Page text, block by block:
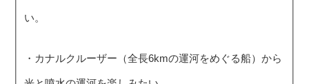
い。
・カナルクルーザー（全長6kmの運河をめぐる船）から